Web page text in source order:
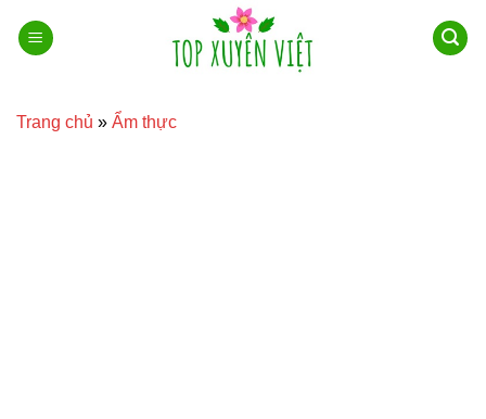
qua
Trang chủ » Ẩm thực